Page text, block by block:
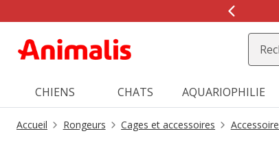
de
CHIENS CHATS AQUARIOPHILIE
Accueil Rongeurs Cages et accessoires